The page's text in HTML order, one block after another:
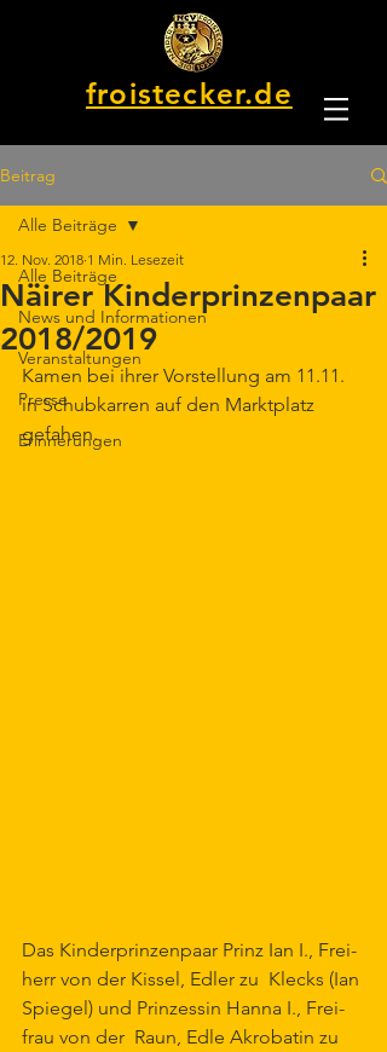
froistecker.de
Beitrag
Alle Beiträge
News und Informationen
Veranstaltungen
Presse
Erinnerungen
Alle Beiträge
Näirer Kinderprinzenpaar
2018/2019
12. Nov. 2018 1 Min. Lesezeit
Kamen bei ihrer Vorstellung am 11.11.
in Schubkarren auf den Marktplatz
gefahen.
Das Kin­der­prin­zen­paar Prinz Ian I., Frei­
herr von der Kis­sel, Ed­ler zu  Klecks (Ian
Spiegel) und Prin­zes­sin Han­na I., Frei­
frau von der  Raun, Ed­le Akro­ba­tin zu